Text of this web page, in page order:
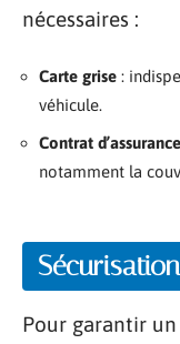
nécessaires :
Carte grise :
véhicule.
Contrat d’assurance
notamment la
Pour garantir